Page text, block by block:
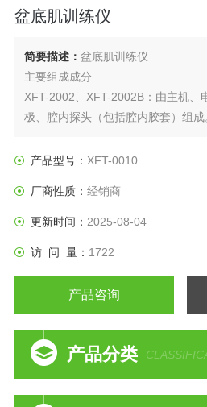
盆底肌训练仪
简要描述： 盆底肌训练仪
主要组成成分
XFT-2002、XFT-2002B：由主机、
极、腔内探头（包括腔内胶套）组
适用范围/预期用途
产品型号： XFT-0010
厂商性质： 经销商
更新时间： 2025-08-04
访 问 量： 1722
产品咨询
产品分类